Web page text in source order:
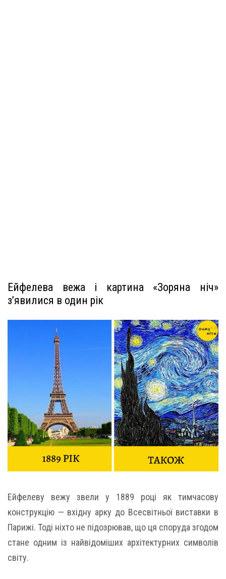
Ейфелева вежа і картина «Зоряна ніч»
з’явилися в один рік
Ейфелеву вежу звели у 1889 році як тимчасову
конструкцію — вхідну арку до Всесвітньої виставки в
Парижі. Тоді ніхто не підозрював, що ця споруда згодом
стане одним із найвідоміших архітектурних символів
світу.